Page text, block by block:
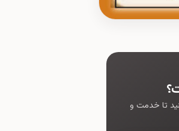
تا خدمت و